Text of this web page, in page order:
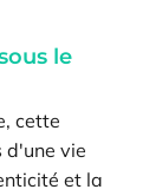
le
cette
d'une vie
et la